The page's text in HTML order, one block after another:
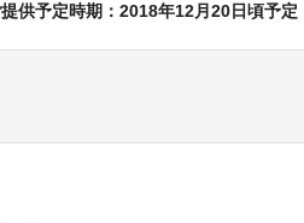
供予定時期：2018年12月20日頃予定